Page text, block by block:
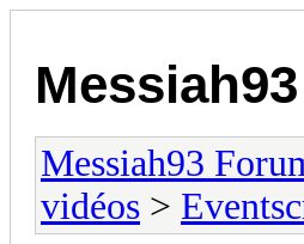
Messiah93
vidéos >